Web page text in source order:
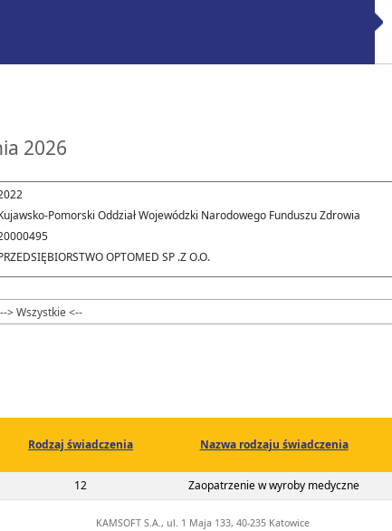
2026
Pomorski Oddział Wojewódzki Narodowego Funduszu Zdrowia
OPTOMED SP .Z O.O.
--> Wszystkie <--
Rodzaj świadczenia Nazwa rodzaju świadczenia
00-00495-22-01
12 Zaopatrzenie w wyroby medyczne
KAMSOFT S.A., ul. 1 Maja 133, 40-235 Katowice